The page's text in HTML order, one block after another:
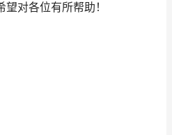
对各位有所帮助！